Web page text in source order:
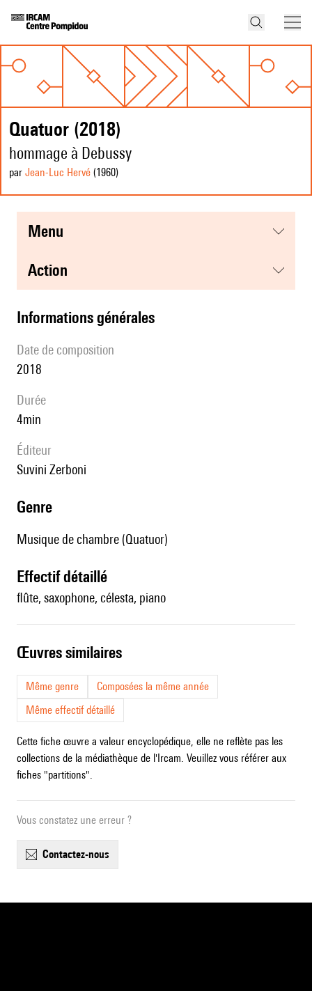
Quatuor (2018)
hommage à Debussy
par Jean-Luc Hervé (1960)
menu
action
informations générales
date de composition
2018
durée
4min
éditeur
Suvini Zerboni
genre
Musique de chambre (Quatuor)
effectif détaillé
flûte, saxophone, célesta, piano
œuvres similaires
Même genre
Composées la même année
Même effectif détaillé
Cette fiche œuvre a valeur encyclopédique, elle ne reflète pas les
collections de la médiathèque de l'Ircam. Veuillez vous référer aux
fiches "partitions".
Vous constatez une erreur ?
contactez-nous